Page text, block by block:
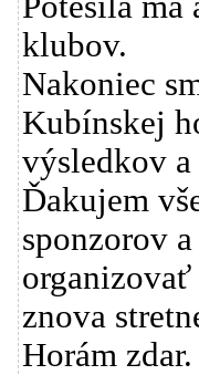
klubov.
Nakoniec
Kubínskej
výsledkov
Ďakujem
sponzorov
organizovať
znova
Horám zdar.